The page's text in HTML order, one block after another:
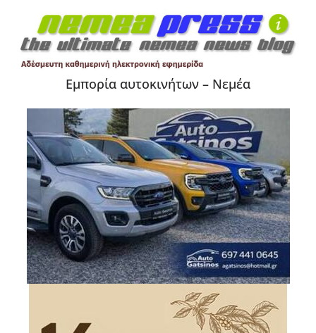
Εμπορία αυτοκινήτων – Νεμέα